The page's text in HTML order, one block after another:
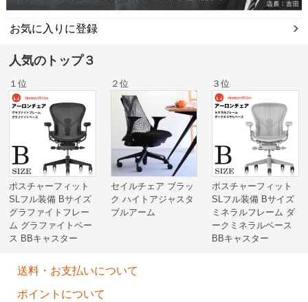
お気に入りに登録
人気のトップ３
１位
ポスチャーフィット
SLフル装備 Bサイズ
グラファイトフレー
ム グラファイトベー
ス BBキャスター
２位
セイルチェア ブラッ
ク ハイトアジャスタ
ブルアーム
３位
ポスチャーフィット
SLフル装備 Bサイズ
ミネラルフレーム ダ
ークミネラルベース
BBキャスター
送料・お支払いについて
ポイントについて